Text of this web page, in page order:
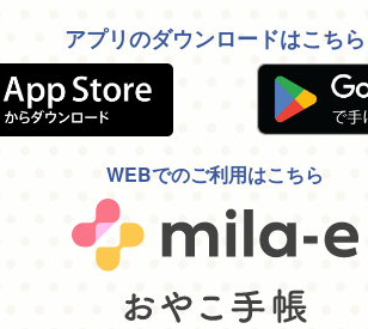
アプリのダウンロードはこちら
WEBでのご利用はこちら